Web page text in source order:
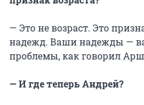
— Это не возраст. Это
надежд. Ваши надежды —
проблемы, как говорил
— И где теперь Андрей?